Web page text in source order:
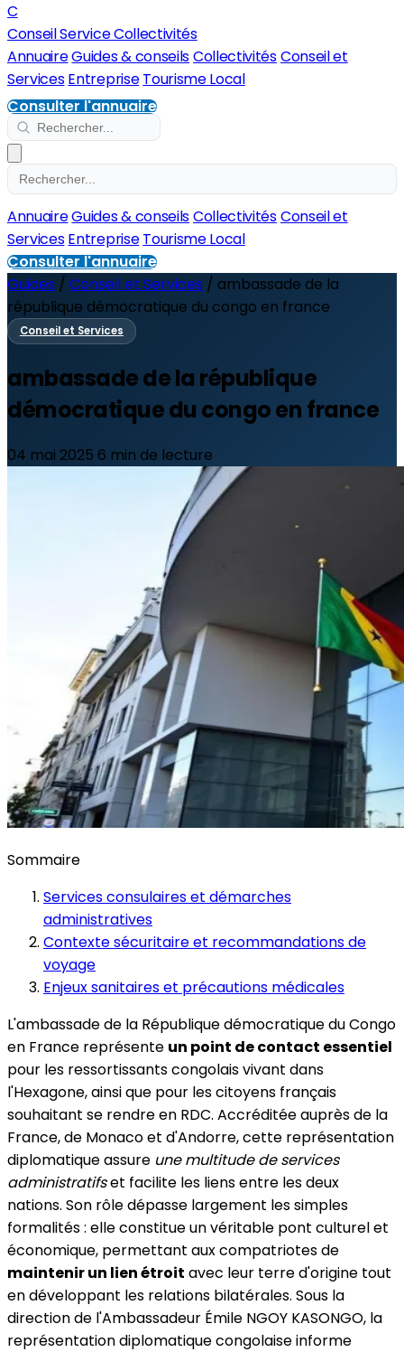
C
Conseil Service Collectivités
AnnuaireGuides & conseilsCollectivitésConseil et
ServicesEntreprise Tourisme Local
Consulter l'annuaire
AnnuaireGuides & conseilsCollectivitésConseil et
ServicesEntreprise Tourisme Local
Consulter l'annuaire
Guides / Conseil et Services / ambassade de la
république démocratique du congo en france
Conseil et Services
ambassade de la république
démocratique du congo en france
04 mai 2025 6 min de lecture
Sommaire
Services consulaires et démarches
administratives
Contexte sécuritaire et recommandations de
voyage
Enjeux sanitaires et précautions médicales
L'ambassade de la République démocratique du Congo
en France représente un point de contact essentiel
pour les ressortissants congolais vivant dans
l'Hexagone, ainsi que pour les citoyens français
souhaitant se rendre en RDC. Accréditée auprès de la
France, de Monaco et d'Andorre, cette représentation
diplomatique assure une multitude de services
administratifset facilite les liens entre les deux
nations. Son rôle dépasse largement les simples
formalités : elle constitue un véritable pont culturel et
économique, permettant aux compatriotes de
maintenir un lien étroit avec leur terre d'origine tout
en développant les relations bilatérales. Sous la
direction de l'Ambassadeur Émile NGOY KASONGO, la
représentation diplomatique congolaise informe